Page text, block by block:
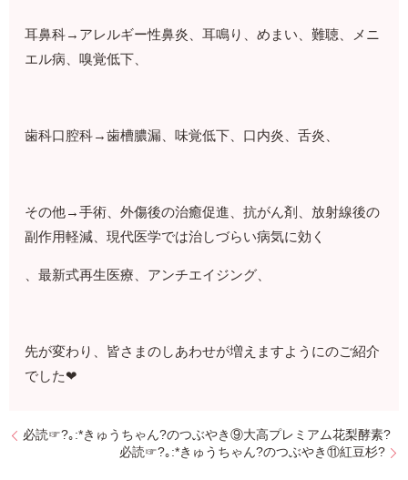
耳鼻科→アレルギー性鼻炎、耳鳴り、めまい、難聴、メニ
エル病、嗅覚低下、
歯科口腔科→歯槽膿漏、味覚低下、口内炎、舌炎、
その他→手術、外傷後の治癒促進、抗がん剤、放射線後の
副作用軽減、現代医学では治しづらい病気に効く
、最新式再生医療、アンチエイジング、
先が変わり、皆さまのしあわせが増えますようにのご紹介
でした❤
必読☞?｡:*きゅうちゃん?のつぶやき⑨大高プレミアム花梨酵素?
必読☞?｡:*きゅうちゃん?のつぶやき⑪紅豆杉?